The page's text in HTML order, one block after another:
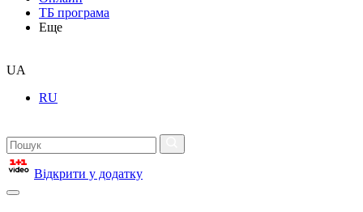
ТБ програма
Еще
UA
RU
Відкрити у додатку